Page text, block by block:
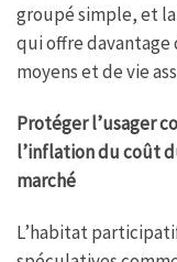
groupé simple, et
qui offre
moyens et de vie
Protéger l’usager
l’inflation du coût
marché
L’habitat